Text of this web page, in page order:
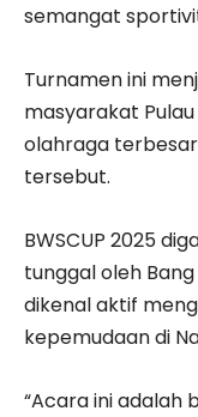
semangat
Turnamen ini
masyarakat
olahraga
tersebut.
BWSCUP 2025
tunggal oleh
dikenal aktif
kepemudaan di
“Acara ini adalah